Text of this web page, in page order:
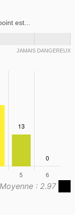
est...
JAMAIS DANGEREUX
Moyenne : 2.97